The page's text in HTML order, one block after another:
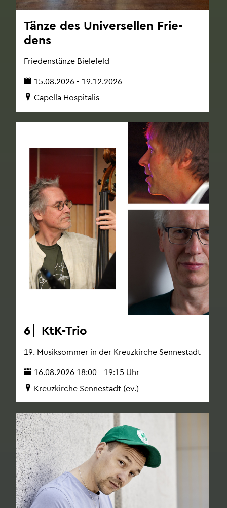
Tänze des Uni­ver­sel­len Frie­
dens
Frie­denstän­ze Bie­le­feld
15.08.2026 - 19.12.2026
Ca­pel­la Hos­pi­ta­lis
6│ KtK-Trio
19. Mu­sik­som­mer in der Kreuz­kir­che Sen­ne­stadt
16.08.2026 18:00 - 19:15 Uhr
Kreuz­kir­che Sen­ne­stadt (ev.)